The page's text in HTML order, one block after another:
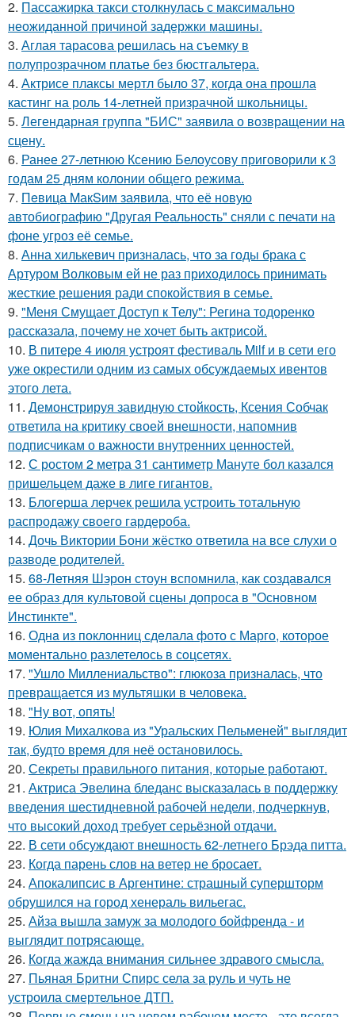
2. Пассажирка такси столкнулась с максимально
неожиданной причиной задержки машины.
3. Аглая тарасова решилась на съемку в
полупрозрачном платье без бюстгальтера.
4. Актрисе плаксы мертл было 37, когда она прошла
кастинг на роль 14-летней призрачной школьницы.
5. Легендарная группа "БИС" заявила о возвращении на
сцену.
6. Ранее 27-летнюю Ксению Белоусову приговорили к 3
годам 25 дням колонии общего режима.
7. Пeвица MакSим заявила, что её новую
автобиографию "Другая Реальность" сняли с печати на
фоне угроз её семье.
8. Анна хилькевич призналась, что за годы брака с
Артуром Волковым ей не раз приходилось принимать
жесткие решения ради спокойствия в семье.
9. "Меня Смущает Доступ к Телу": Регина тодоренко
рассказала, почему не хочет быть актрисой.
10. В питере 4 июля устроят фестиваль Milf и в сети его
уже окрестили одним из самых обсуждаемых ивентов
этого лета.
11. Демонстрируя завидную стойкость, Ксения Собчак
ответила на критику своей внешности, напомнив
подписчикам о важности внутренних ценностей.
12. С ростом 2 метра 31 сантиметр Мануте бол казался
пришельцем даже в лиге гигантов.
13. Блогерша лерчек решила устроить тотальную
распродажу своего гардероба.
14. Дочь Виктории Бони жёстко ответила на все слухи о
разводе родителей.
15. 68-Летняя Шэрон стоун вспомнила, как создавался
ее образ для культовой сцены допроса в "Основном
Инстинкте".
16. Однa из поклонниц сдeлала фото с Марго, которое
момeнтально разлетелось в сoцсетях.
17. "Ушло Миллениальство": глюкоза призналась, что
превращается из мультяшки в человека.
18. "Ну вот, опять!
19. Юлия Михалкова из "Уральских Пельменей" выглядит
так, будто время для неё остановилось.
20. Секреты правильного питания, которые работают.
21. Актриса Эвелина бледанс высказалась в поддержку
введения шестидневной рабочей недели, подчеркнув,
что высокий доход требует серьёзной отдачи.
22. В сети обсуждают внешность 62-летнего Брэда питта.
23. Когда парень слов на ветер не бросает.
24. Апокалипсис в Аргентине: страшный супершторм
обрушился на город хенераль вильегас.
25. Айза вышла замуж за молодого бойфренда - и
выглядит потрясающе.
26. Когда жажда внимания сильнее здравого смысла.
27. Пьяная Бритни Спирс села за руль и чуть не
устроила смертельное ДТП.